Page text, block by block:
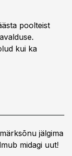
poolteist
kui ka
jälgima
midagi uut!